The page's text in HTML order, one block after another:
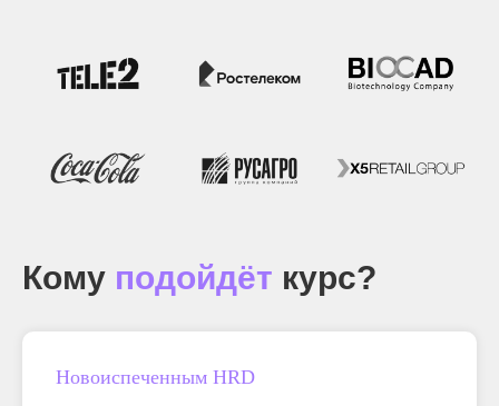
Кому подойдёт курс?
Новоиспеченным HRD